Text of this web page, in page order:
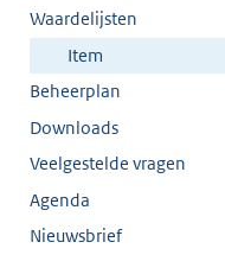
Waardelijsten
Item
Beheerplan
Downloads
Veelgestelde vragen
Agenda
Nieuwsbrief